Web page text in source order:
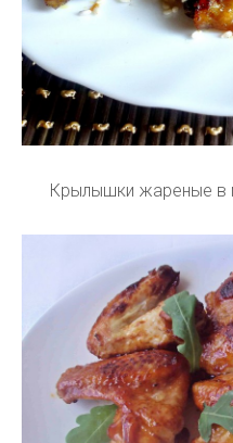
Крылышки жареные в